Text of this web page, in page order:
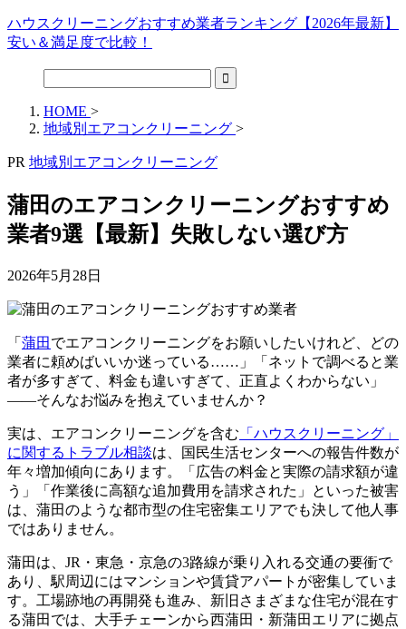
ハウスクリーニングおすすめ業者ランキング【2026年最新】
安い＆満足度で比較！
HOME >
地域別エアコンクリーニング >
PR 地域別エアコンクリーニング
蒲田のエアコンクリーニングおすすめ
業者9選【最新】失敗しない選び方
2026年5月28日
「 蒲田 でエアコンクリーニングをお願いしたいけれど、どの
業者に頼めばいいか迷っている……」「ネットで調べると業
者が多すぎて、料金も違いすぎて、正直よくわからない」
——そんなお悩みを抱えていませんか？
実は、エアコンクリーニングを含む 「ハウスクリーニング」
に関するトラブル相談は、国民生活センターへの報告件数が
年々増加傾向にあります。「広告の料金と実際の請求額が違
う」「作業後に高額な追加費用を請求された」といった被害
は、蒲田のような都市型の住宅密集エリアでも決して他人事
ではありません。
蒲田は、JR・東急・京急の3路線が乗り入れる交通の要衝で
あり、駅周辺にはマンションや賃貸アパートが密集していま
す。工場跡地の再開発も進み、新旧さまざまな住宅が混在す
る蒲田では、大手チェーンから西蒲田・新蒲田エリアに拠点